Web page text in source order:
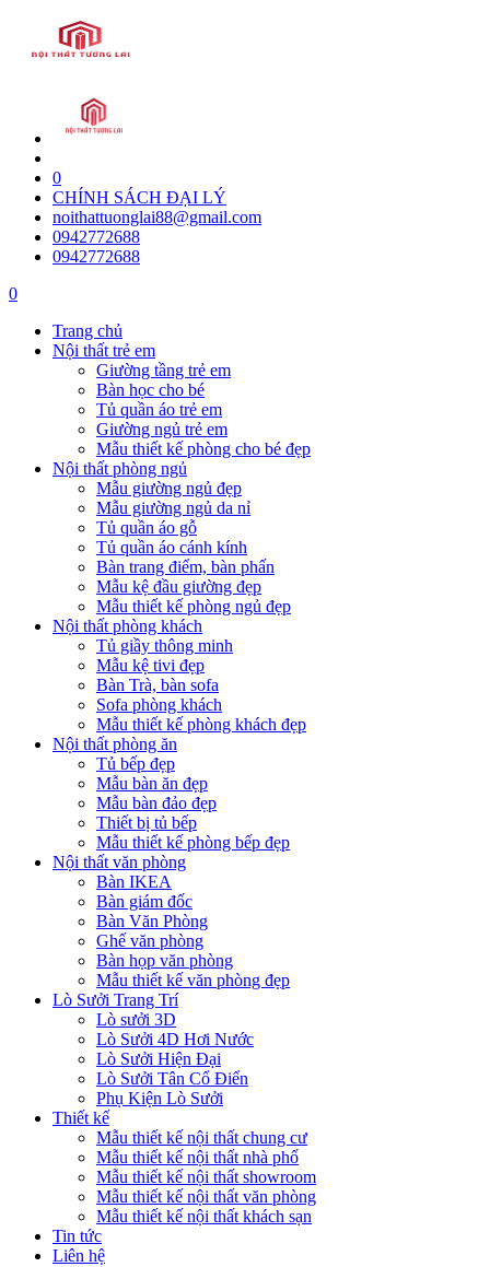
0
CHÍNH SÁCH ĐẠI LÝ
noithattuonglai88@gmail.com
0942772688
0942772688
0
Trang chủ
Nội thất trẻ em
Giường tầng trẻ em
Bàn học cho bé
Tủ quần áo trẻ em
Giường ngủ trẻ em
Mẫu thiết kế phòng cho bé đẹp
Nội thất phòng ngủ
Mẫu giường ngủ đẹp
Mẫu giường ngủ da nỉ
Tủ quần áo gỗ
Tủ quần áo cánh kính
Bàn trang điểm, bàn phấn
Mẫu kệ đầu giường đẹp
Mẫu thiết kế phòng ngủ đẹp
Nội thất phòng khách
Tủ giầy thông minh
Mẫu kệ tivi đẹp
Bàn Trà, bàn sofa
Sofa phòng khách
Mẫu thiết kế phòng khách đẹp
Nội thất phòng ăn
Tủ bếp đẹp
Mẫu bàn ăn đẹp
Mẫu bàn đảo đẹp
Thiết bị tủ bếp
Mẫu thiết kế phòng bếp đẹp
Nội thất văn phòng
Bàn IKEA
Bàn giám đốc
Bàn Văn Phòng
Ghế văn phòng
Bàn họp văn phòng
Mẫu thiết kế văn phòng đẹp
Lò Sưởi Trang Trí
Lò sưởi 3D
Lò Sưởi 4D Hơi Nước
Lò Sưởi Hiện Đại
Lò Sưởi Tân Cổ Điển
Phụ Kiện Lò Sưởi
Thiết kế
Mẫu thiết kế nội thất chung cư
Mẫu thiết kế nội thất nhà phố
Mẫu thiết kế nội thất showroom
Mẫu thiết kế nội thất văn phòng
Mẫu thiết kế nội thất khách sạn
Tin tức
Liên hệ